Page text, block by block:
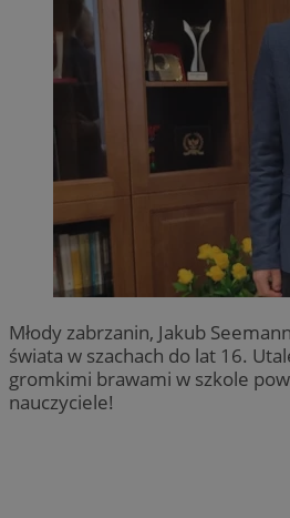
Młody zabrzanin, Jakub
świata w szachach do lat 16.
gromkimi brawami w szkole
nauczyciele!